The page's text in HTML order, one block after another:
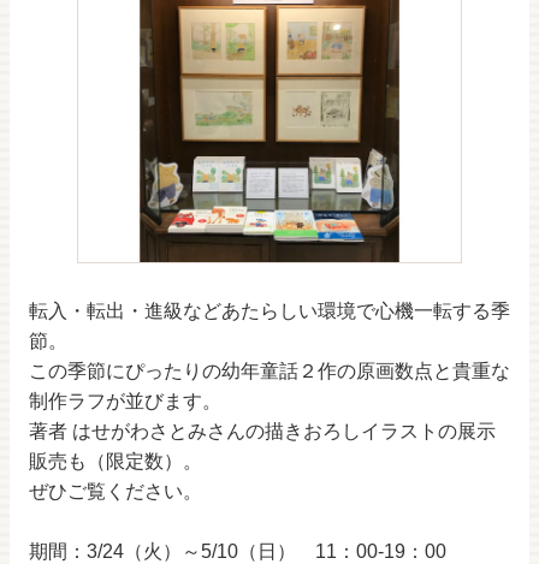
転入・転出・進級などあたらしい環境で心機一転する季
節。
この季節にぴったりの幼年童話２作の原画数点と貴重な
制作ラフが並びます。
著者 はせがわさとみさんの描きおろしイラストの展示
販売も（限定数）。
ぜひご覧ください。
期間：3/24（火）～5/10（日） 11：00-19：00